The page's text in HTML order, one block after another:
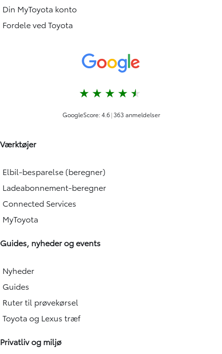
Din MyToyota konto
Fordele ved Toyota
Værktøjer
Elbil-besparelse (beregner)
Ladeabonnement-beregner
Connected Services
MyToyota
Guides, nyheder og events
Nyheder
Guides
Ruter til prøvekørsel
Toyota og Lexus træf
Privatliv og miljø